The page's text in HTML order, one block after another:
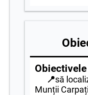
📍să
Munții